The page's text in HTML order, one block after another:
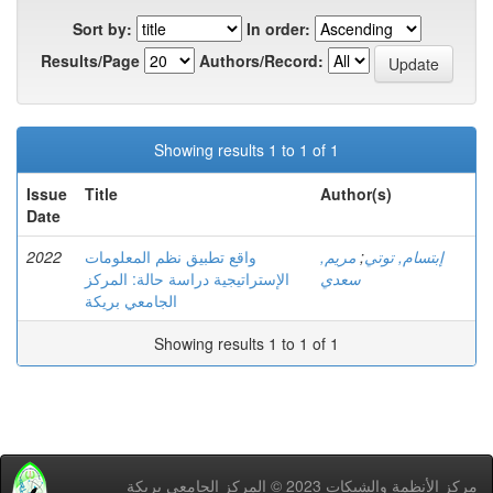
Sort by:
In order:
Results/Page
Authors/Record:
Showing results 1 to 1 of 1
Issue
Date
Title Author(s)
2022
واقع تطبيق نظم المعلومات
الإستراتيجية دراسة حالة: المركز
الجامعي بريكة
إبتسام, توتي; مريم,
سعدي
Showing results 1 to 1 of 1